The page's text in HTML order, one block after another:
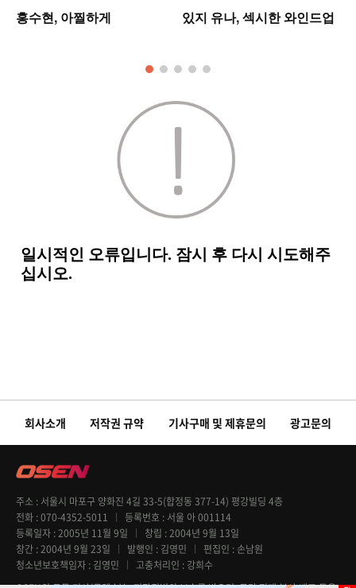
홍수현, 아찔하게 있지 유나, 섹시한 와인드업
회사소개 저작권 규약 기사구매 및 제휴문의 광고문의
주소
서울시 마포구 양화진 4길 33-5(합정동 377-14) 평강빌딩 4층
전화 070-4352-5011 등록번호
서울 아 001114
등록일자 2005년 11월 9일 창립 2004년 9월 13일
창간 2004년 9월 23일 발행인 김영민 편집인
손남원
청소년보호책임자 김영민 고충처리인
강희수